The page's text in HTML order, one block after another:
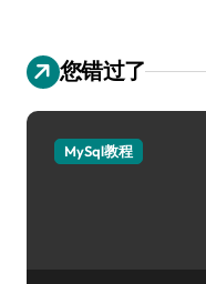
您错过了
MySql教程